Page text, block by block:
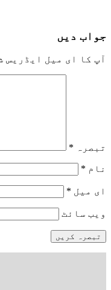
جواب دیں
آپ کا ای میل ایڈریس
تبصرہ *
نام *
ای میل *
ویب‌ سائٹ